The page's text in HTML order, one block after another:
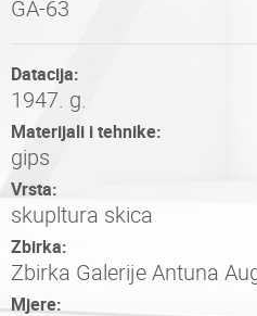
GA-63
Datacija:
1947. g.
Materijali i tehnike:
gips
Vrsta:
skupltura skica
Zbirka:
Zbirka Galerije Antuna
Mjere: